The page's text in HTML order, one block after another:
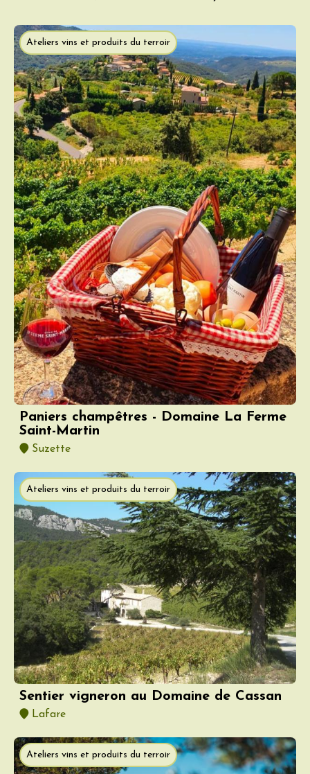
Ateliers vins et produits du terroir
Paniers champêtres - Domaine La Ferme
Saint-Martin
Suzette
Ateliers vins et produits du terroir
Sentier vigneron au Domaine de Cassan
Lafare
Ateliers vins et produits du terroir